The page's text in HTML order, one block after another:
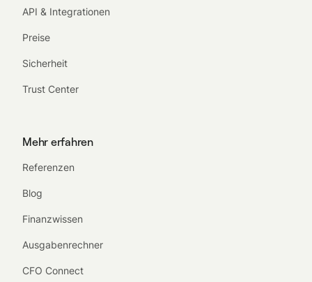
API & Integrationen
Preise
Sicherheit
Trust Center
Mehr erfahren
Referenzen
Blog
Finanzwissen
Ausgabenrechner
CFO Connect